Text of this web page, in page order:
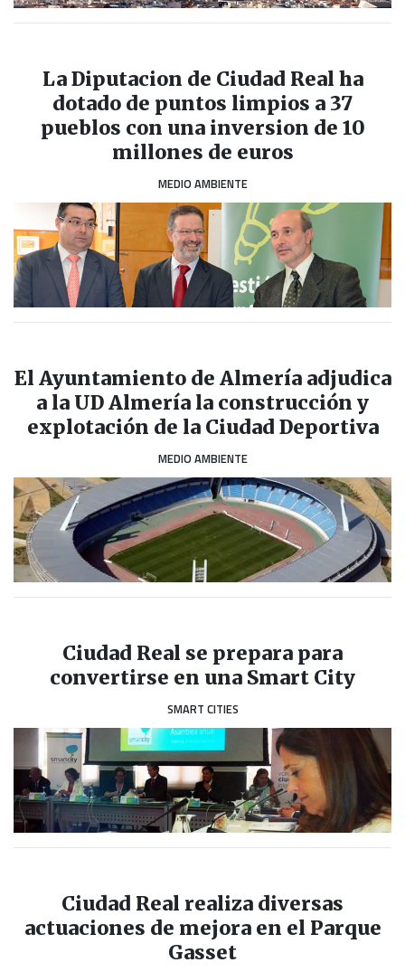
La Diputacion de Ciudad Real ha
dotado de puntos limpios a 37
pueblos con una inversion de 10
millones de euros
MEDIO AMBIENTE
El Ayuntamiento de Almería adjudica
a la UD Almería la construcción y
explotación de la Ciudad Deportiva
MEDIO AMBIENTE
Ciudad Real se prepara para
convertirse en una Smart City
SMART CITIES
Ciudad Real realiza diversas
actuaciones de mejora en el Parque
Gasset